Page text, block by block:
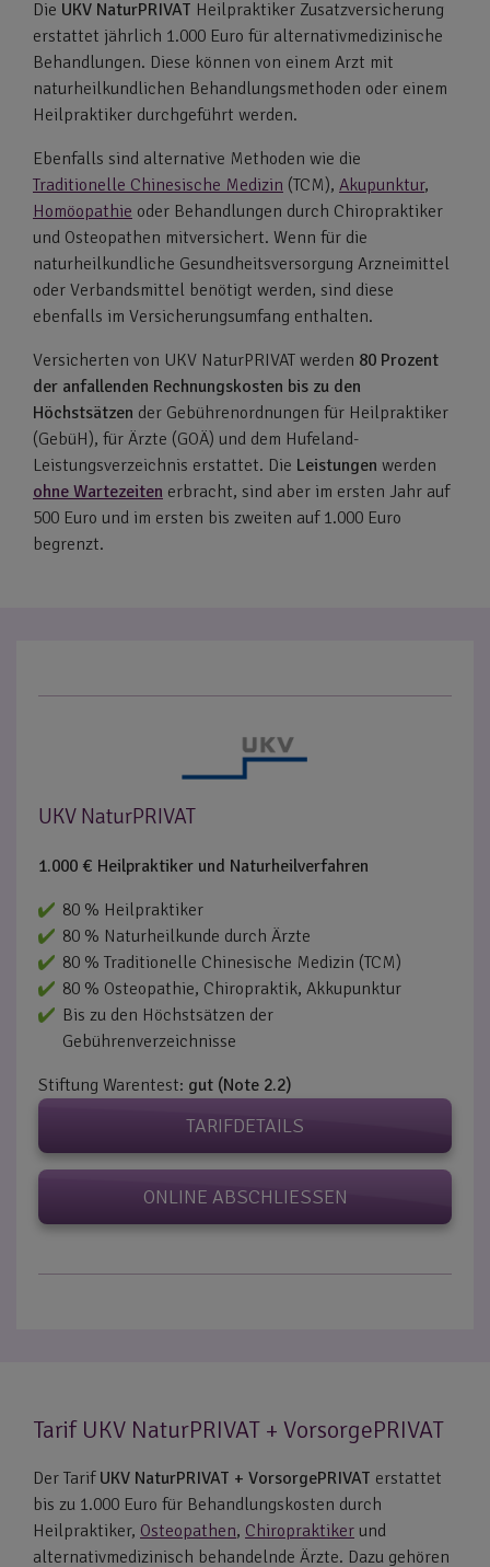
Die UKV NaturPRIVAT Heilpraktiker Zusatzversicherung
erstattet jährlich 1.000 Euro für alternativmedizinische
Behandlungen. Diese können von einem Arzt mit
naturheilkundlichen Behandlungsmethoden oder einem
Heilpraktiker durchgeführt werden.
Ebenfalls sind alternative Methoden wie die
Traditionelle Chinesische Medizin (TCM), Akupunktur,
Homöopathie oder Behandlungen durch Chiropraktiker
und Osteopathen mitversichert. Wenn für die
naturheilkundliche Gesundheitsversorgung Arzneimittel
oder Verbandsmittel benötigt werden, sind diese
ebenfalls im Versicherungsumfang enthalten.
Versicherten von UKV NaturPRIVAT werden 80 Prozent
der anfallenden Rechnungskosten bis zu den
Höchstsätzen der Gebührenordnungen für Heilpraktiker
(GebüH), für Ärzte (GOÄ) und dem Hufeland-
Leistungsverzeichnis erstattet. Die Leistungen werden
ohne Wartezeiten erbracht, sind aber im ersten Jahr auf
500 Euro und im ersten bis zweiten auf 1.000 Euro
begrenzt.
UKV NaturPRIVAT
1.000 € Heilpraktiker und Naturheilverfahren
80 % Heilpraktiker
80 % Naturheilkunde durch Ärzte
80 % Traditionelle Chinesische Medizin (TCM)
80 % Osteopathie, Chiropraktik, Akkupunktur
Bis zu den Höchstsätzen der
Gebührenverzeichnisse
Stiftung Warentest: gut (Note 2.2)
TARIFDETAILS
ONLINE ABSCHLIESSEN
Tarif UKV NaturPRIVAT + VorsorgePRIVAT
Der Tarif UKV NaturPRIVAT + VorsorgePRIVAT erstattet
bis zu 1.000 Euro für Behandlungskosten durch
Heilpraktiker, Osteopathen, Chiropraktiker und
alternativmedizinisch behandelnde Ärzte. Dazu gehören